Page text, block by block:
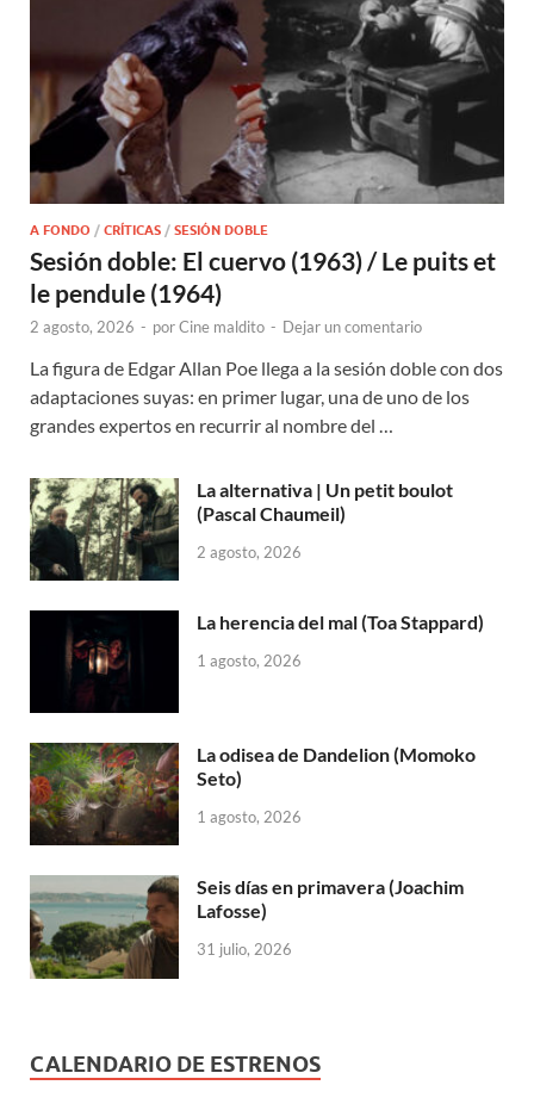
A FONDO / CRÍTICAS / SESIÓN DOBLE
Sesión doble: El cuervo (1963) / Le puits et
le pendule (1964)
2 agosto, 2026 - porCine maldito - Dejar un comentario
La figura de Edgar Allan Poe llega a la sesión doble con dos
adaptaciones suyas: en primer lugar, una de uno de los
grandes expertos en recurrir al nombre del …
La alternativa | Un petit boulot
(Pascal Chaumeil)
2 agosto, 2026
La herencia del mal (Toa Stappard)
1 agosto, 2026
La odisea de Dandelion (Momoko
Seto)
1 agosto, 2026
Seis días en primavera (Joachim
Lafosse)
31 julio, 2026
CALENDARIO DE ESTRENOS